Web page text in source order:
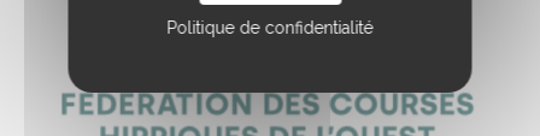
Politique de confidentialité